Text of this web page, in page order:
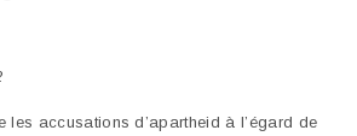
les accusations d’apartheid à l’égard de